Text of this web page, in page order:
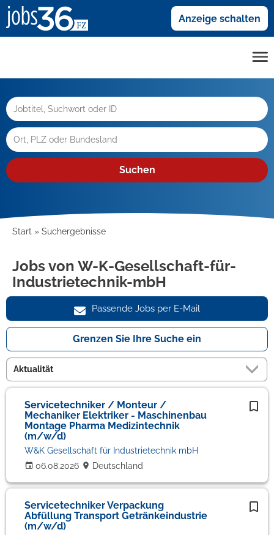
Anzeige schalten
Suchen
Start Suchergebnisse
Jobs von W-K-Gesellschaft-für-
Industrietechnik-mbH
Passende Jobs per E-Mail
Grenzen Sie Ihre Suche ein
Servicetechniker / Monteur /
Mechaniker Elektriker - Maschinenbau
Montage Pharma Medizintechnik
(m/w/d)
06.08.2026
W&K Gesellschaft für Industrietechnik mbH
Deutschland
Servicetechniker Verpackung
Abfüllung Transport Getränkeindustrie
(m/w/d)